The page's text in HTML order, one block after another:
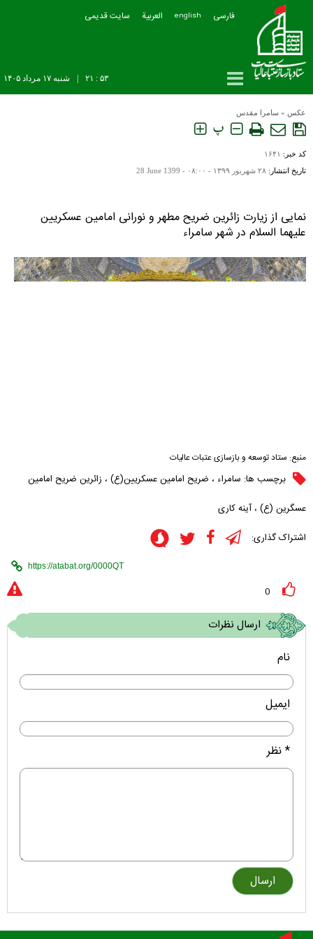
فارسی english العربیة سایت قدیمی
شنبه ۱۷ مرداد ۱۴۰۵ ۵۳ : ۲۱
عکس » سامرا مقدس
پ
کد خبر: ۱۶۴۱
تاریخ انتشار: ۲۸ شهريور ۱۳۹۹ - ۰۸:۰۰ - 28 June 1399
نمایی از زیارت زائرین ضریح مطهر و نورانی امامین عسکریین
علیهما السلام در شهر سامراء
منبع: ستاد توسعه و بازسازی عتبات عالیات
برچسب ها: سامراء ، ضریح امامین عسکریین(ع) ، زائرین ضریح امامین
عسگرین (ع) ، آینه کاری
اشتراک گذاری:
0
ارسال نظرات
نام
ایمیل
* نظر